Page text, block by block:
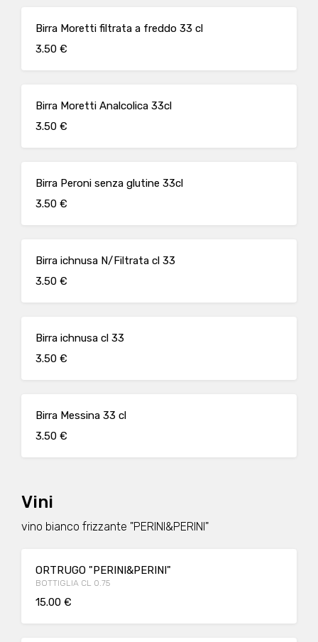
Birra Moretti filtrata a freddo 33 cl
3.50 €
Birra Moretti Analcolica 33cl
3.50 €
Birra Peroni senza glutine 33cl
3.50 €
Birra ichnusa N/Filtrata cl 33
3.50 €
Birra ichnusa cl 33
3.50 €
Birra Messina 33 cl
3.50 €
Vini
vino bianco frizzante "PERINI&PERINI"
ORTRUGO "PERINI&PERINI"
BOTTIGLIA CL 0.75
15.00 €